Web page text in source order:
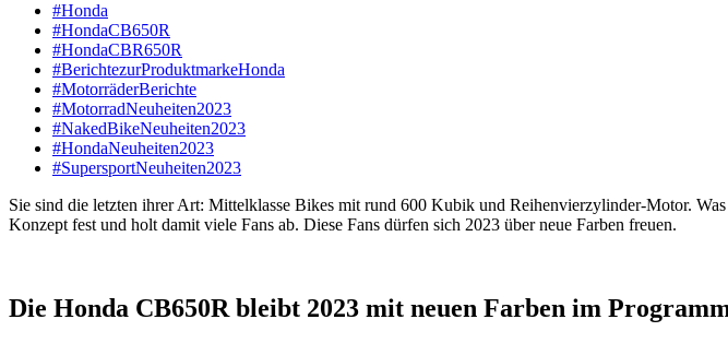
#Honda
#HondaCB650R
#HondaCBR650R
#BerichtezurProduktmarkeHonda
#MotorräderBerichte
#MotorradNeuheiten2023
#NakedBikeNeuheiten2023
#HondaNeuheiten2023
#SupersportNeuheiten2023
Sie sind die letzten ihrer Art: Mittelklasse Bikes mit rund 600 Kubik und Reihenvierzylinder-Motor.
Konzept fest und holt damit viele Fans ab. Diese Fans dürfen sich 2023 über neue Farben freuen.
Die Honda CB650R bleibt 2023 mit neuen Farben im